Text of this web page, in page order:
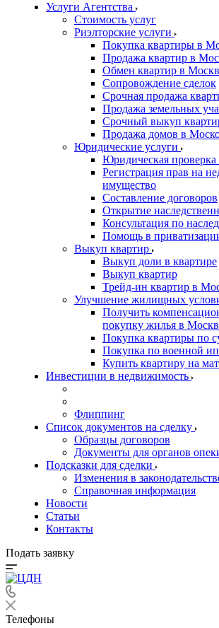
Услуги Агентства
Стоимость услуг
Риэлторские услуги
Покупка квартиры в
Продажа квартир в
Обмен квартир в
Сопровождение сделок
Срочная продажа
Продажа земельных
Срочный выкуп
Продажа домов в
Юридические услуги
Юридическая
Регистрация прав на
имущество
Составление договоров
Открытие
Консультация по
Помощь в
Выкуп квартир
Выкуп доли в квартире
Выкуп квартир
Трейд-ин квартир в
Улучшение жилищных
Получить
покупку жилья в
Покупка квартиры по
Покупка по военной
Купить квартиру на
Инвестиции в недвижимость
Флиппинг
Список документов на сделку
Образцы договоров
Документы для органов
Подсказки для сделки
Изменения в
Справочная информация
Новости
Статьи
Контакты
Подать заявку
Телефоны